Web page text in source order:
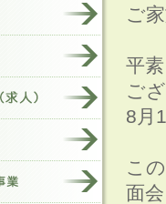
ご
平
ご
8月
こ
面